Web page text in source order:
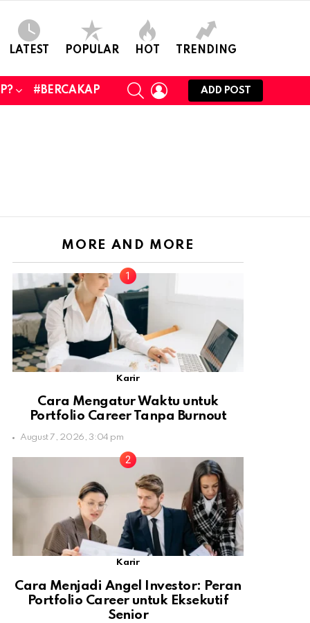
LATEST POPULAR HOT TRENDING
#BERCAKAP
SEARCHLOGIN
ADD POST
MORE AND MORE
Karir
Cara Mengatur Waktu untuk
Portfolio Career Tanpa Burnout
August 7, 2026, 3:04 pm
Karir
Cara Menjadi Angel Investor: Peran
Portfolio Career untuk Eksekutif
Senior